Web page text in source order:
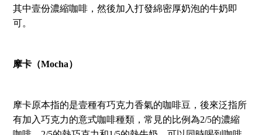
其中壹份濃縮咖啡，然後加入打發綿密厚奶泡的牛奶即
可。
摩卡（Mocha）
摩卡原本指的是壹種有巧克力香氣的咖啡豆，後來泛指所
有加入巧克力的意式咖啡種類，常見的比例為2/5的濃縮